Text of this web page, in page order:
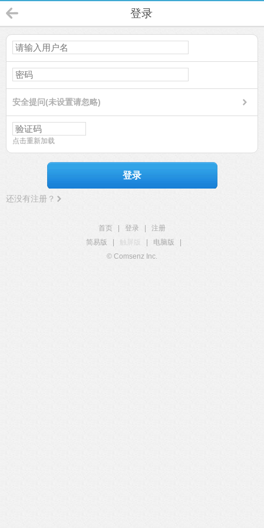
登录
安全提问(未设置请忽略)
点击重新加载
登录
还没有注册？
首页 登录
注册
简易版
触屏版 电脑版
© Comsenz Inc.